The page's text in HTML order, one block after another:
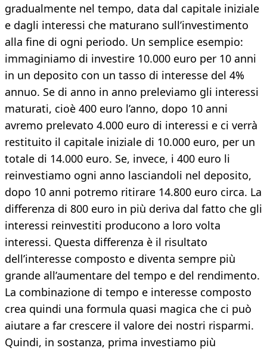
gradualmente nel tempo, data dal capitale iniziale
e dagli interessi che maturano sull’investimento
alla fine di ogni periodo. Un semplice esempio:
immaginiamo di investire 10.000 euro per 10 anni
in un deposito con un tasso di interesse del 4%
annuo. Se di anno in anno preleviamo gli interessi
maturati, cioè 400 euro l’anno, dopo 10 anni
avremo prelevato 4.000 euro di interessi e ci verrà
restituito il capitale iniziale di 10.000 euro, per un
totale di 14.000 euro. Se, invece, i 400 euro li
reinvestiamo ogni anno lasciandoli nel deposito,
dopo 10 anni potremo ritirare 14.800 euro circa. La
differenza di 800 euro in più deriva dal fatto che gli
interessi reinvestiti producono a loro volta
interessi. Questa differenza è il risultato
dell’interesse composto e diventa sempre più
grande all’aumentare del tempo e del rendimento.
La combinazione di tempo e interesse composto
crea quindi una formula quasi magica che ci può
aiutare a far crescere il valore dei nostri risparmi.
Quindi, in sostanza, prima investiamo più